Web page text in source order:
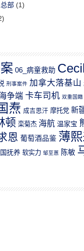
部 (1)
06_病童救助
刑事案件 加拿大落基山
争端 卡车司机 双重国籍
焘 成吉思汗 摩托党 新
顿 栾菊杰 海航 温家宝
恩 葡萄酒品鉴 薄
抚养 软实力 邹至蕙 陈敏